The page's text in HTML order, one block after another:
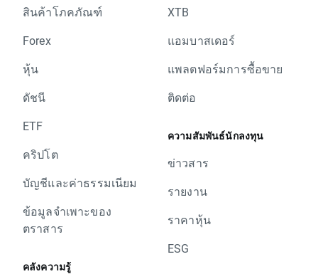
สินค้าโภคภัณฑ์
Forex
หุ้น
ดัชนี
ETF
คริปโต
บัญชีและค่าธรรมเนียม
ข้อมูลจำเพาะของ
ตราสาร
คลังความรู้
XTB
แอมบาสเดอร์
แพลตฟอร์มการซื้อขาย
ติดต่อ
ความสัมพันธ์นักลงทุน
ข่าวสาร
รายงาน
ราคาหุ้น
ESG